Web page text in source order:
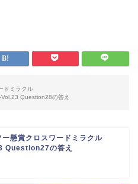
ドミラクル
Question28の答え
ー懸賞クロスワードミラクル
Question27の答え